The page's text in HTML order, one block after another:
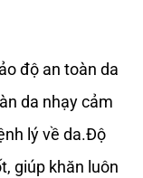
độ an toàn da
da nhạy cảm
lý về da.Độ
giúp khăn luôn